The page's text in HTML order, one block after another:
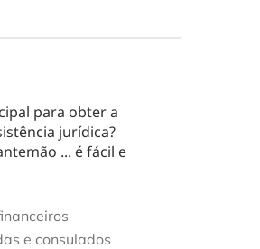
para obter a
jurídica?
... é fácil e
e consulados